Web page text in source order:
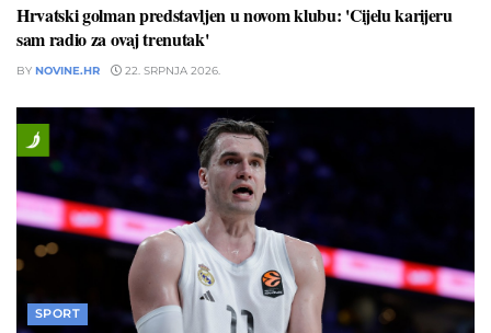
Hrvatski golman predstavljen u novom klubu: 'Cijelu karijeru
sam radio za ovaj trenutak'
BY NOVINE.HR 22. SRPNJA 2026.
SPORT